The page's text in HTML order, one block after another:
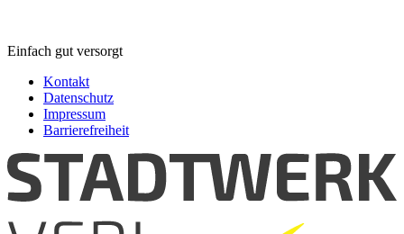
Einfach gut versorgt
Kontakt
Datenschutz
Impressum
Barrierefreiheit